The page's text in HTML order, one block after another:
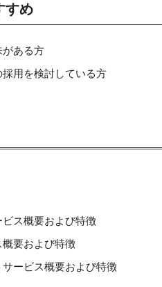
すめ
がある方
用を検討している方
ス概要および特徴
要および特徴
ービス概要および特徴